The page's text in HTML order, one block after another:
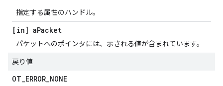
指定する属性のハンドル。
[in] aPacket
パケットへのポインタには、示される値が含まれています。
戻り値
OT_ERROR_NONE